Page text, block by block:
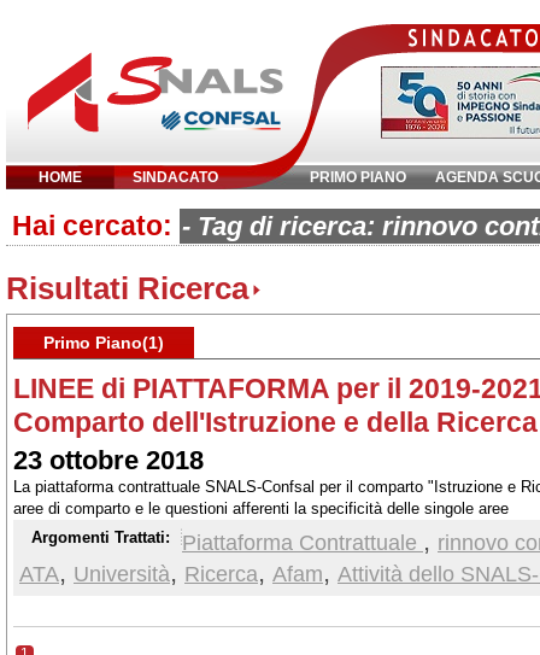
HOME SINDACATO PRIMO PIANO AGENDA
Inserisci parola chiave:
Hai cercato: - Tag di ricerca: rinnovo
Risultati Ricerca
Primo Piano(1)
LINEE di PIATTAFORMA per il 2019-
Comparto dell'Istruzione e della Ricerca
23 ottobre 2018
La piattaforma contrattuale SNALS-Confsal per il comparto "Istruzione e
aree di comparto e le questioni afferenti la specificità delle singole aree
Argomenti Trattati:
Piattaforma Contrattuale , rinnovo
ATA, Università, Ricerca, Afam, Attività dello